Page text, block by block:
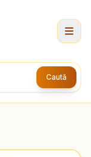
Caută